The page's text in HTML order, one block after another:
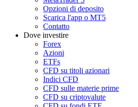
Opzioni di deposito
Scarica l'app o MT5
Contatto
Dove investire
Forex
Azioni
ETFs
CFD su titoli azionari
Indici CFD
CFD sulle materie prime
CFD su criptovalute